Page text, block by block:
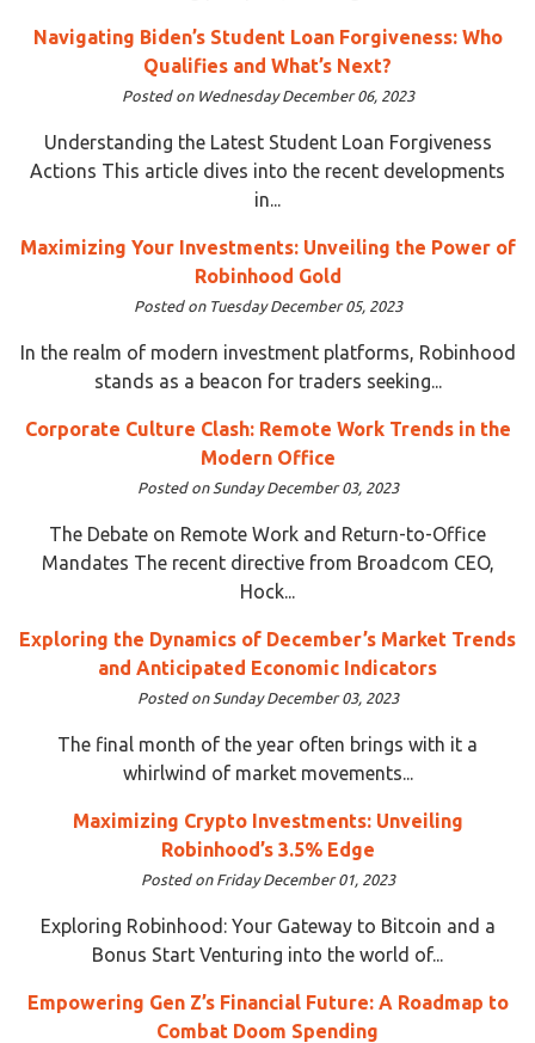
Navigating Biden’s Student Loan Forgiveness: Who
Qualifies and What’s Next?
Posted on Wednesday December 06, 2023
Understanding the Latest Student Loan Forgiveness
Actions This article dives into the recent developments
in...
Maximizing Your Investments: Unveiling the Power of
Robinhood Gold
Posted on Tuesday December 05, 2023
In the realm of modern investment platforms, Robinhood
stands as a beacon for traders seeking...
Corporate Culture Clash: Remote Work Trends in the
Modern Office
Posted on Sunday December 03, 2023
The Debate on Remote Work and Return-to-Office
Mandates The recent directive from Broadcom CEO,
Hock...
Exploring the Dynamics of December’s Market Trends
and Anticipated Economic Indicators
Posted on Sunday December 03, 2023
The final month of the year often brings with it a
whirlwind of market movements...
Maximizing Crypto Investments: Unveiling
Robinhood’s 3.5% Edge
Posted on Friday December 01, 2023
Exploring Robinhood: Your Gateway to Bitcoin and a
Bonus Start Venturing into the world of...
Empowering Gen Z’s Financial Future: A Roadmap to
Combat Doom Spending